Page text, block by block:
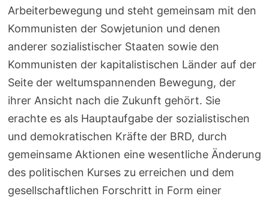
Arbeiterbewegung und steht gemeinsam mit den
Kommunisten der Sowjetunion und denen
anderer sozialistischer Staaten sowie den
Kommunisten der kapitalistischen Länder auf der
Seite der weltumspannenden Bewegung, der
ihrer Ansicht nach die Zukunft gehört. Sie
erachte es als Hauptaufgabe der sozialistischen
und demokratischen Kräfte der BRD, durch
gemeinsame Aktionen eine wesentliche Änderung
des politischen Kurses zu erreichen und dem
gesellschaftlichen Forschritt in Form einer